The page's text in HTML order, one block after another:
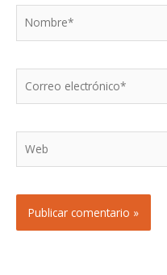
electrónico*